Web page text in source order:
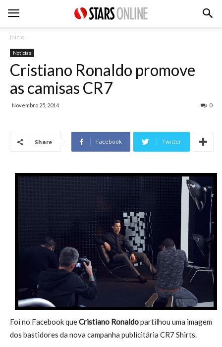
Inicio
Noticias
Cristiano Ronaldo promove
as camisas CR7
Novembro 25, 2014 0
Share Facebook Twitter
Foi no Facebook queCristiano Ronaldopartilhou uma imagem
dos bastidores da nova campanha publicitária CR7 Shirts.